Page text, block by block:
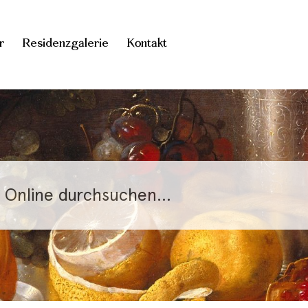
Residenzgalerie Kontakt